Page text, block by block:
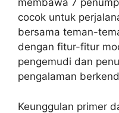
membawa 7
cocok untuk
bersama teman-
dengan fitur-fitur
pengemudi dan
pengalaman
Keunggulan primer